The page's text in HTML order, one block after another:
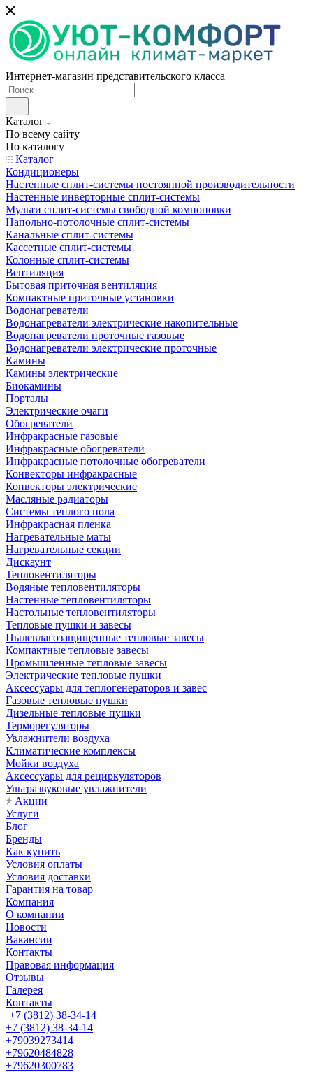
Интернет-магазин представительского класса
Каталог
По всему сайту
По каталогу
Каталог
Кондиционеры
Настенные сплит-системы постоянной производительности
Настенные инверторные сплит-системы
Мульти сплит-системы свободной компоновки
Напольно-потолочные сплит-системы
Канальные сплит-системы
Кассетные сплит-системы
Колонные сплит-системы
Вентиляция
Бытовая приточная вентиляция
Компактные приточные установки
Водонагреватели
Водонагреватели электрические накопительные
Водонагреватели проточные газовые
Водонагреватели электрические проточные
Камины
Камины электрические
Биокамины
Порталы
Электрические очаги
Обогреватели
Инфракрасные газовые
Инфракрасные обогреватели
Инфракрасные потолочные обогреватели
Конвекторы инфракрасные
Конвекторы электрические
Масляные радиаторы
Системы теплого пола
Инфракрасная пленка
Нагревательные маты
Нагревательные секции
Дискаунт
Тепловентиляторы
Водяные тепловентиляторы
Настенные тепловентиляторы
Настольные тепловентиляторы
Тепловые пушки и завесы
Пылевлагозащищенные тепловые завесы
Компактные тепловые завесы
Промышленные тепловые завесы
Электрические тепловые пушки
Аксессуары для теплогенераторов и завес
Газовые тепловые пушки
Дизельные тепловые пушки
Терморегуляторы
Увлажнители воздуха
Климатические комплексы
Мойки воздуха
Аксессуары для рециркуляторов
Ультразвуковые увлажнители
Акции
Услуги
Блог
Бренды
Как купить
Условия оплаты
Условия доставки
Гарантия на товар
Компания
О компании
Новости
Вакансии
Контакты
Правовая информация
Отзывы
Галерея
Контакты
+7 (3812) 38-34-14
+7 (3812) 38-34-14
+79039273414
+79620484828
+79620300783